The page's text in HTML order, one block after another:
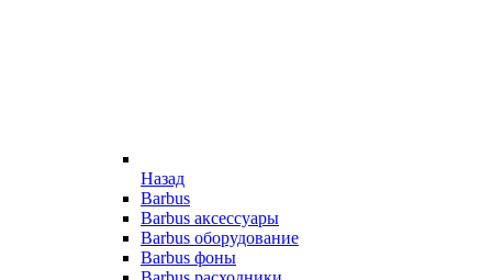
Назад
Barbus
Barbus аксессуары
Barbus оборудование
Barbus фоны